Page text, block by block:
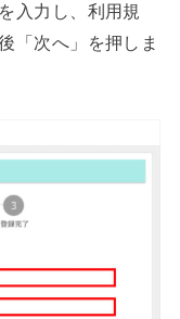
入力し、利用規
「次へ」を押しま